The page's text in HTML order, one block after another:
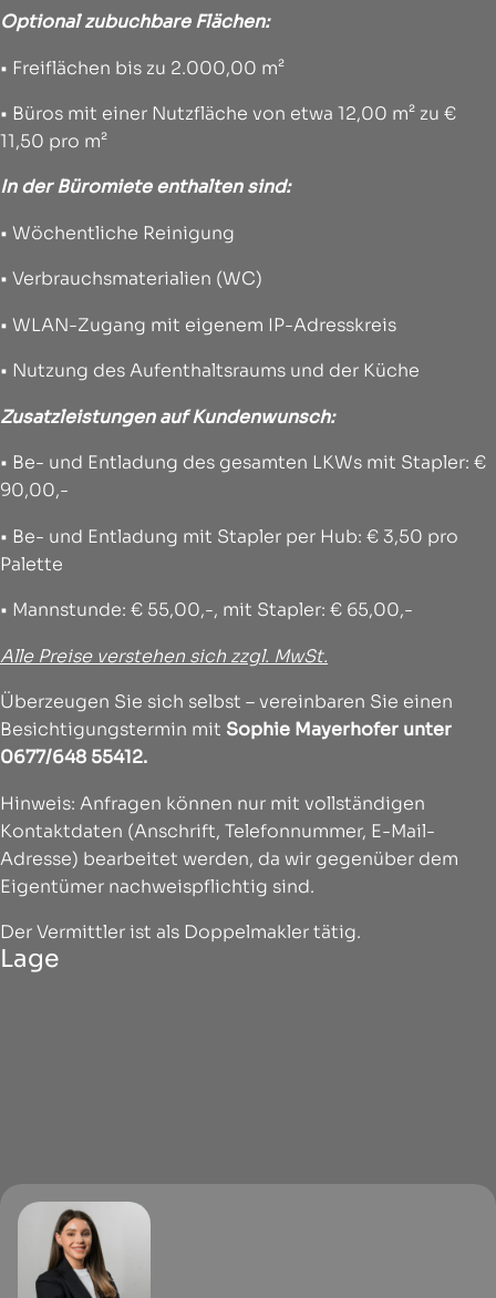
Optional zubuchbare Flächen:
• Freiflächen bis zu 2.000,00 m²
• Büros mit einer Nutzfläche von etwa 12,00 m² zu €
11,50 pro m²
In der Büromiete enthalten sind:
• Wöchentliche Reinigung
• Verbrauchsmaterialien (WC)
• WLAN-Zugang mit eigenem IP-Adresskreis
• Nutzung des Aufenthaltsraums und der Küche
Zusatzleistungen auf Kundenwunsch:
• Be- und Entladung des gesamten LKWs mit Stapler: €
90,00,-
• Be- und Entladung mit Stapler per Hub: € 3,50 pro
Palette
• Mannstunde: € 55,00,-, mit Stapler: € 65,00,-
Alle Preise verstehen sich zzgl. MwSt.
Überzeugen Sie sich selbst – vereinbaren Sie einen
Besichtigungstermin mit Sophie Mayerhofer unter
0677/648 55412.
Hinweis: Anfragen können nur mit vollständigen
Kontaktdaten (Anschrift, Telefonnummer, E-Mail-
Adresse) bearbeitet werden, da wir gegenüber dem
Eigentümer nachweispflichtig sind.
Der Vermittler ist als Doppelmakler tätig.
Lage